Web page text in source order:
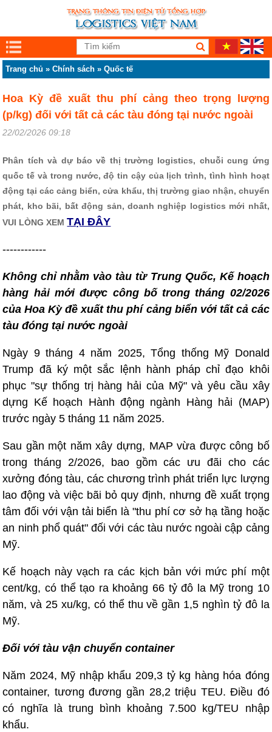
Trang chủ »Chính sách »Quốc tế
Hoa Kỳ đề xuất thu phí cảng theo trọng lượng
(p/kg) đối với tất cả các tàu đóng tại nước ngoài
22/02/2026 09:18
Phân tích và dự báo về thị trường logistics, chuỗi cung ứng
quốc tế và trong nước, độ tin cậy của lịch trình, tình hình hoạt
động tại các cảng biển, cửa khẩu, thị trường giao nhận, chuyển
phát, kho bãi, bất động sản, doanh nghiệp logistics mới nhất,
VUI LÒNG XEM TẠI ĐÂY
------------
Không chỉ nhằm vào tàu từ Trung Quốc, Kế hoạch
hàng hải mới được công bố trong tháng 02/2026
của Hoa Kỳ đề xuất thu phí cảng biển với tất cả các
tàu đóng tại nước ngoài
Ngày 9 tháng 4 năm 2025, Tổng thống Mỹ Donald
Trump đã ký một sắc lệnh hành pháp chỉ đạo khôi
phục "sự thống trị hàng hải của Mỹ" và yêu cầu xây
dựng Kế hoạch Hành động ngành Hàng hải (MAP)
trước ngày 5 tháng 11 năm 2025.
Sau gần một năm xây dựng, MAP vừa được công bố
trong tháng 2/2026, bao gồm các ưu đãi cho các
xưởng đóng tàu, các chương trình phát triển lực lượng
lao động và việc bãi bỏ quy định, nhưng đề xuất trọng
tâm đối với vận tải biển là "thu phí cơ sở hạ tầng hoặc
an ninh phổ quát" đối với các tàu nước ngoài cập cảng
Mỹ.
Kế hoạch này vạch ra các kịch bản với mức phí một
cent/kg, có thể tạo ra khoảng 66 tỷ đô la Mỹ trong 10
năm, và 25 xu/kg, có thể thu về gần 1,5 nghìn tỷ đô la
Mỹ.
Đối với tàu vận chuyển container
Năm 2024, Mỹ nhập khẩu 209,3 tỷ kg hàng hóa đóng
container, tương đương gần 28,2 triệu TEU. Điều đó
có nghĩa là trung bình khoảng 7.500 kg/TEU nhập
khẩu.